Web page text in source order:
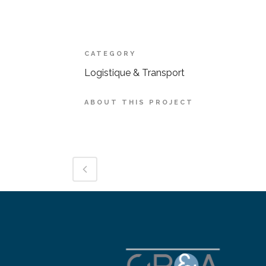
CATEGORY
Logistique & Transport
ABOUT THIS PROJECT